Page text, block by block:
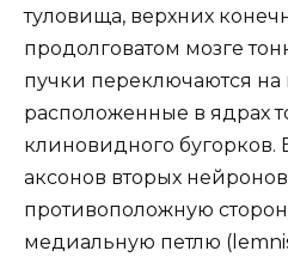
туловища, верхних
продолговатом мозге
пучки переключаются
расположенные в ядрах
клиновидного бугорков.
аксонов вторых
противоположную
медиальную петлю